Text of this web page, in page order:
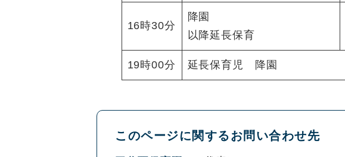
16時30分
降園
以降延長保育
19時00分 延長保育児 降園
このページに関するお問い合わせ先